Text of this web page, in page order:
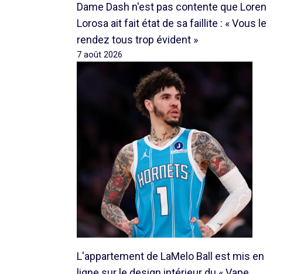
Dame Dash n'est pas contente que Loren
Lorosa ait fait état de sa faillite : « Vous le
rendez tous trop évident »
7 août 2026
L'appartement de LaMelo Ball est mis en